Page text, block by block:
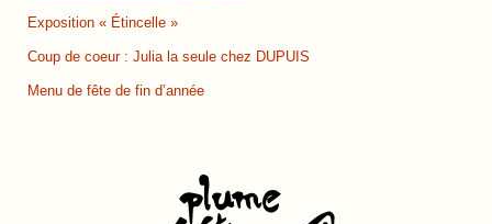
Exposition « Étincelle »
Coup de coeur : Julia la seule chez DUPUIS
Menu de fête de fin d’année